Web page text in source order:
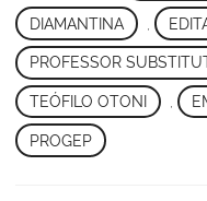
DIAMANTINA
PROFESSOR
TEÓFILO OTONI
PROGEP